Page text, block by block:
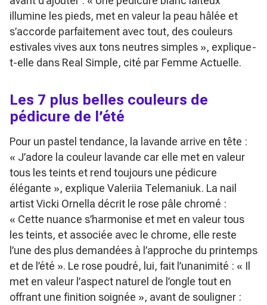
illumine les pieds, met en valeur la peau hâlée et
s’accorde parfaitement avec tout, des couleurs
estivales vives aux tons neutres simples », explique-
t-elle dans Real Simple, cité par Femme Actuelle.
Les 7 plus belles couleurs de
pédicure de l’été
Pour un pastel tendance, la lavande arrive en tête :
« J’adore la couleur lavande car elle met en valeur
tous les teints et rend toujours une pédicure
élégante », explique Valeriia Telemaniuk. La nail
artist Vicki Ornella décrit le rose pâle chromé :
« Cette nuance s’harmonise et met en valeur tous
les teints, et associée avec le chrome, elle reste
l’une des plus demandées à l’approche du printemps
et de l’été ». Le rose poudré, lui, fait l’unanimité : « Il
met en valeur l’aspect naturel de l’ongle tout en
offrant une finition soignée », avant de souligner :